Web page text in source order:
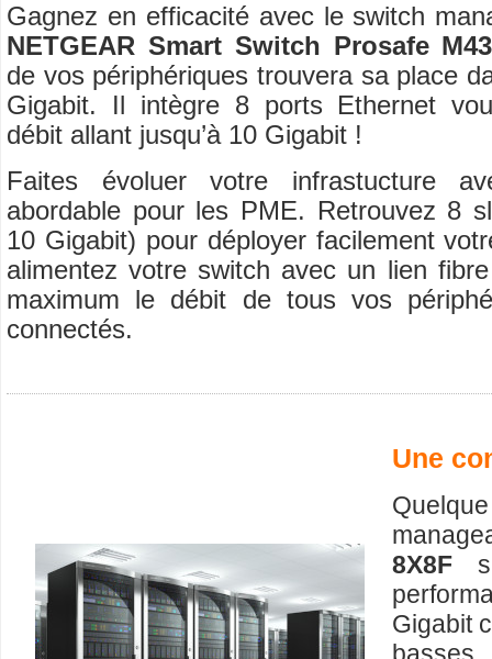
Gagnez en efficacité avec le switch
NETGEAR Smart Switch Prosafe
de vos périphériques trouvera sa place
Gigabit. Il intègre 8 ports Ethernet
débit allant jusqu’à 10 Gigabit !
Faites évoluer votre infrastucture
abordable pour les PME. Retrouvez 8
10 Gigabit) pour déployer facilement
alimentez votre switch avec un lien
maximum le débit de tous vos
connectés.
Une
8X8F
Gigabit